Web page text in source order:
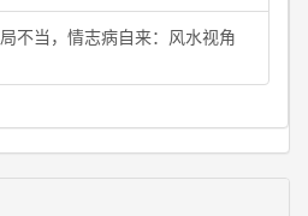
不当，情志病自来：风水视角